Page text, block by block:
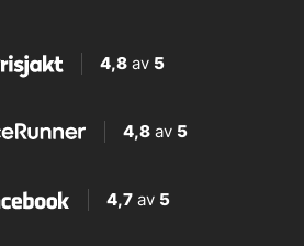
4,8av 5
4,8 av 5
4,7 av 5